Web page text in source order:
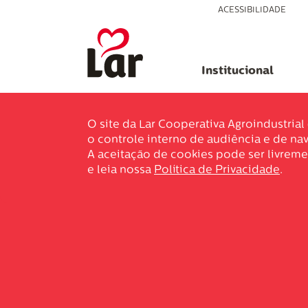
ACESSIBILIDADE
Institucional
O site da Lar Cooperativa
o controle interno de audiência e de
A aceitação de cookies pode ser
e leia nossa Política de Privacidade.